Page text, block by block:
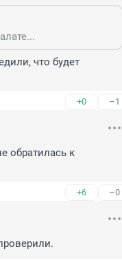
что будет
+0 –1
обратилась к
+6 –0